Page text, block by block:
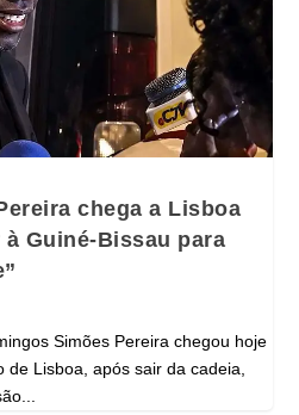
chega a Lisboa
Guiné-Bissau para
Simões Pereira chegou hoje
Lisboa, após sair da cadeia,